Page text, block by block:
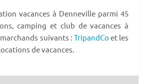
vacances à Denneville parmi 45
camping et club de vacances à
suivants : TripandCo et les
de vacances.